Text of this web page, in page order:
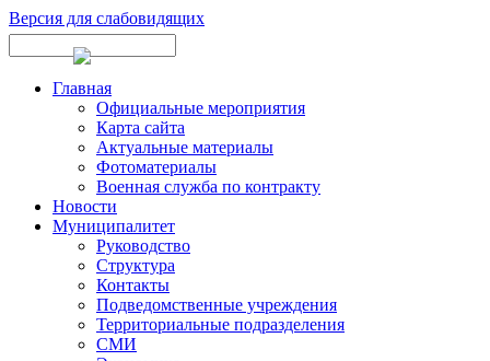
Версия для слабовидящих
Главная
Официальные мероприятия
Карта сайта
Актуальные материалы
Фотоматериалы
Военная служба по контракту
Новости
Муниципалитет
Руководство
Структура
Контакты
Подведомственные учреждения
Территориальные подразделения
СМИ